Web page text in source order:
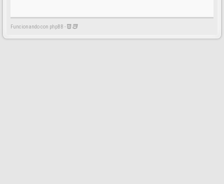
Funcionando con phpBB -